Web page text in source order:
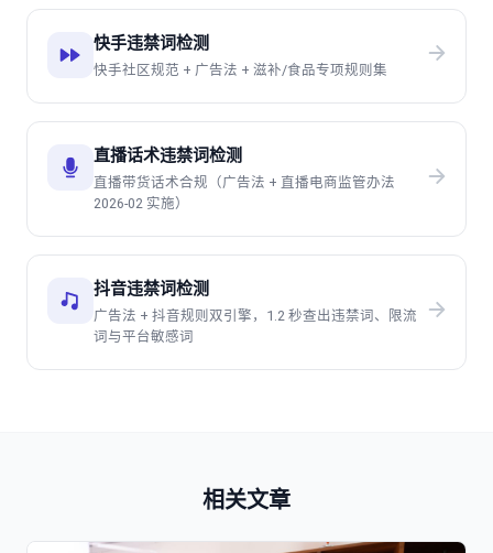
快手违禁词检测
快手社区规范 + 广告法 + 滋补/食品专项规则集
直播话术违禁词检测
直播带货话术合规（广告法 + 直播电商监管办法
2026-02 实施）
抖音违禁词检测
广告法 + 抖音规则双引擎，1.2 秒查出违禁词、限流
词与平台敏感词
相关文章